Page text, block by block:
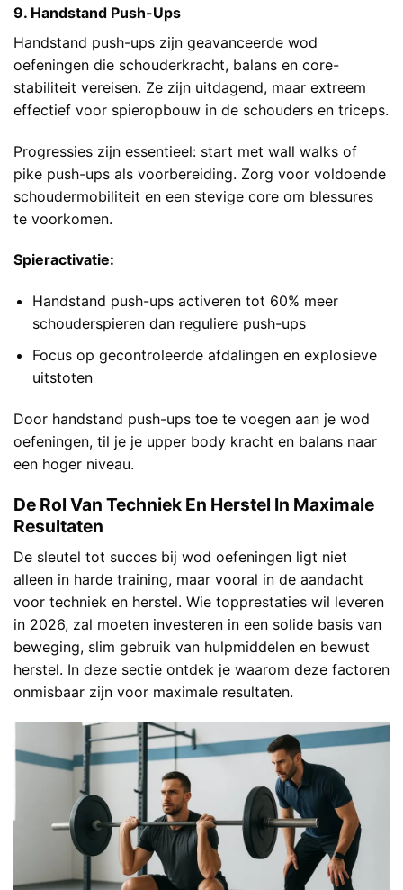
9. Handstand Push-Ups
Handstand push-ups zijn geavanceerde wod
oefeningen die schouderkracht, balans en core-
stabiliteit vereisen. Ze zijn uitdagend, maar extreem
effectief voor spieropbouw in de schouders en triceps.
Progressies zijn essentieel: start met wall walks of
pike push-ups als voorbereiding. Zorg voor voldoende
schoudermobiliteit en een stevige core om blessures
te voorkomen.
Spieractivatie:
Handstand push-ups activeren tot 60% meer
schouderspieren dan reguliere push-ups
Focus op gecontroleerde afdalingen en explosieve
uitstoten
Door handstand push-ups toe te voegen aan je wod
oefeningen, til je je upper body kracht en balans naar
een hoger niveau.
De Rol Van Techniek En Herstel In Maximale
Resultaten
De sleutel tot succes bij wod oefeningen ligt niet
alleen in harde training, maar vooral in de aandacht
voor techniek en herstel. Wie topprestaties wil leveren
in 2026, zal moeten investeren in een solide basis van
beweging, slim gebruik van hulpmiddelen en bewust
herstel. In deze sectie ontdek je waarom deze factoren
onmisbaar zijn voor maximale resultaten.